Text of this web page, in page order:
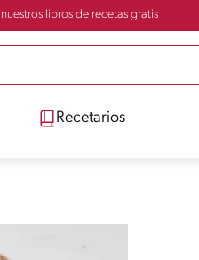
libros de recetas gratis
Recetarios